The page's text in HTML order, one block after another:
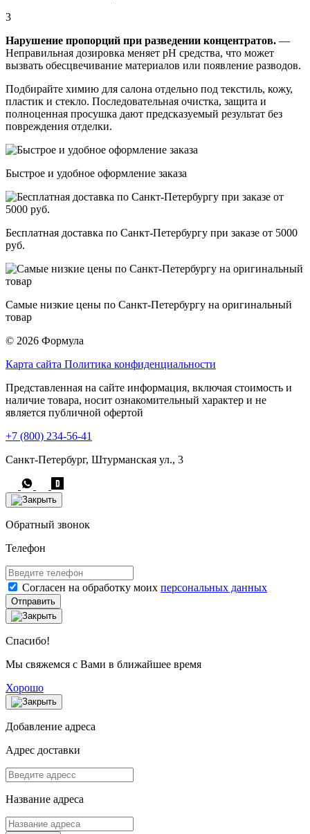
3
Нарушение пропорций при разведении концентратов. —
Неправильная дозировка меняет pH средства, что может
вызвать обесцвечивание материалов или появление разводов.
Подбирайте химию для салона отдельно под текстиль, кожу,
пластик и стекло. Последовательная очистка, защита и
полноценная просушка дают предсказуемый результат без
повреждения отделки.
Быстрое и удобное оформление заказа
Бесплатная доставка по Санкт-Петербургу при заказе от 5000
руб.
Самые низкие цены по Санкт-Петербургу на оригинальный
товар
© 2026 Формула
Карта сайта Политика конфиденциальности
Представленная на сайте информация, включая стоимость и
наличие товара, носит ознакомительный характер и не
является публичной офертой
+7 (800) 234-56-41
Санкт-Петербург, Штурманская ул., 3
Обратный звонок
Телефон
Согласен на обработку моих персональных данных
Отправить
Спасибо!
Мы свяжемся с Вами в ближайшее время
Хорошо
Добавление адреса
Адрес доставки
Название адреса